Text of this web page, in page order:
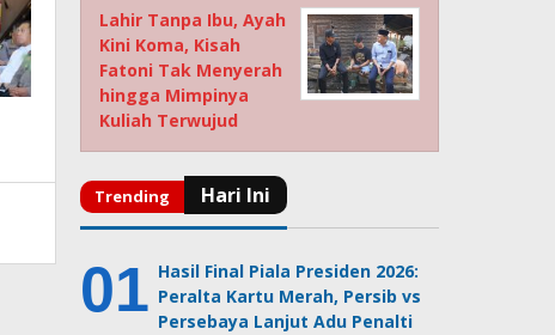
Lahir Tanpa Ibu, Ayah
Kini Koma, Kisah
Fatoni Tak Menyerah
hingga Mimpinya
Kuliah Terwujud
Hasil Final Piala Presiden 2026:
Peralta Kartu Merah, Persib vs
Persebaya Lanjut Adu Penalti